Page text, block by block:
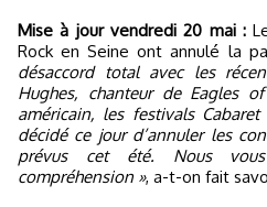
Mise à jour vendredi 20 mai :
Rock en Seine ont annulé la
désaccord total avec les
Hughes, chanteur de Eagles
américain, les festivals
décidé ce jour d’annuler les
prévus cet été. Nous
compréhension », a-t-on fait